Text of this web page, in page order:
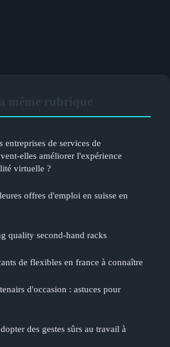
entreprises de services de
elles améliorer l'expérience
virtuelle ?
offres d'emploi en suisse en
quality second-hand racks
de flexibles en france à connaître
d'occasion : astuces pour
des gestes sûrs au travail à